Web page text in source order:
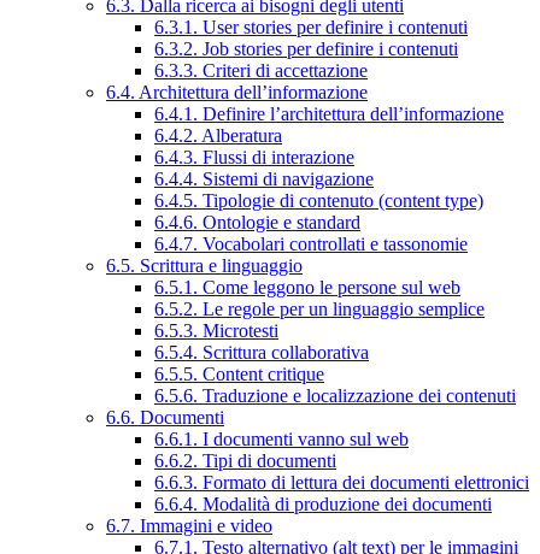
6.3. Dalla ricerca ai bisogni degli utenti
6.3.1. User stories per definire i contenuti
6.3.2. Job stories per definire i contenuti
6.3.3. Criteri di accettazione
6.4. Architettura dell’informazione
6.4.1. Definire l’architettura dell’informazione
6.4.2. Alberatura
6.4.3. Flussi di interazione
6.4.4. Sistemi di navigazione
6.4.5. Tipologie di contenuto (content type)
6.4.6. Ontologie e standard
6.4.7. Vocabolari controllati e tassonomie
6.5. Scrittura e linguaggio
6.5.1. Come leggono le persone sul web
6.5.2. Le regole per un linguaggio semplice
6.5.3. Microtesti
6.5.4. Scrittura collaborativa
6.5.5. Content critique
6.5.6. Traduzione e localizzazione dei contenuti
6.6. Documenti
6.6.1. I documenti vanno sul web
6.6.2. Tipi di documenti
6.6.3. Formato di lettura dei documenti elettronici
6.6.4. Modalità di produzione dei documenti
6.7. Immagini e video
6.7.1. Testo alternativo (alt text) per le immagini